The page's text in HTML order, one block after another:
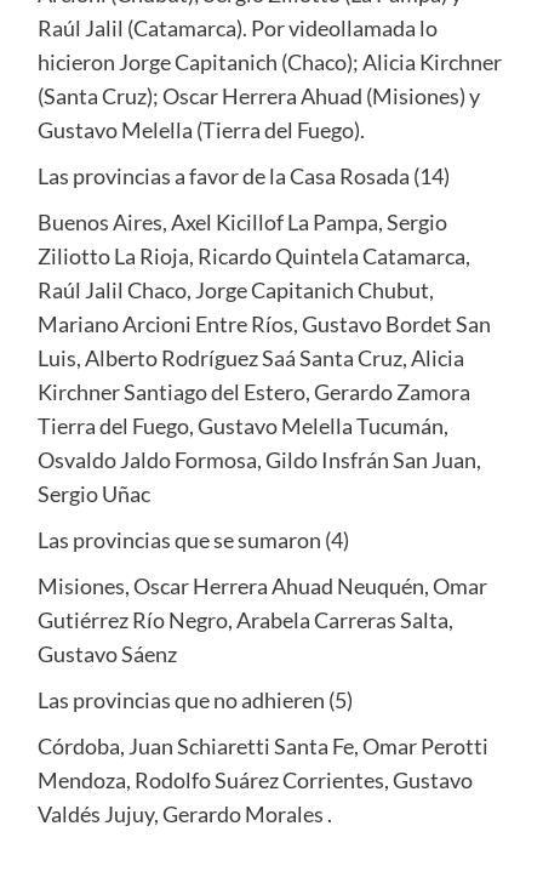
Raúl Jalil (Catamarca). Por videollamada lo
hicieron Jorge Capitanich (Chaco); Alicia Kirchner
(Santa Cruz); Oscar Herrera Ahuad (Misiones) y
Gustavo Melella (Tierra del Fuego).
Las provincias a favor de la Casa Rosada (14)
Buenos Aires, Axel Kicillof La Pampa, Sergio
Ziliotto La Rioja, Ricardo Quintela Catamarca,
Raúl Jalil Chaco, Jorge Capitanich Chubut,
Mariano Arcioni Entre Ríos, Gustavo Bordet San
Luis, Alberto Rodríguez Saá Santa Cruz, Alicia
Kirchner Santiago del Estero, Gerardo Zamora
Tierra del Fuego, Gustavo Melella Tucumán,
Osvaldo Jaldo Formosa, Gildo Insfrán San Juan,
Sergio Uñac
Las provincias que se sumaron (4)
Misiones, Oscar Herrera Ahuad Neuquén, Omar
Gutiérrez Río Negro, Arabela Carreras Salta,
Gustavo Sáenz
Las provincias que no adhieren (5)
Córdoba, Juan Schiaretti Santa Fe, Omar Perotti
Mendoza, Rodolfo Suárez Corrientes, Gustavo
Valdés Jujuy, Gerardo Morales .